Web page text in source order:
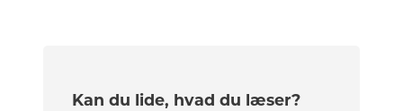
Kan du lide, hvad du læser?